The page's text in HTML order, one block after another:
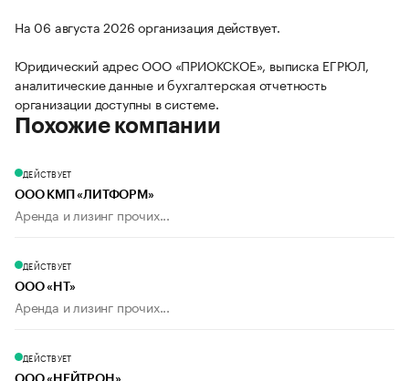
На 06 августа 2026 организация действует.
Юридический адрес ООО «ПРИОКСКОЕ», выписка ЕГРЮЛ,
аналитические данные и бухгалтерская отчетность
организации доступны в системе.
Похожие компании
ДЕЙСТВУЕТ
ООО КМП «ЛИТФОРМ»
Аренда и лизинг прочих...
ДЕЙСТВУЕТ
ООО «НТ»
Аренда и лизинг прочих...
ДЕЙСТВУЕТ